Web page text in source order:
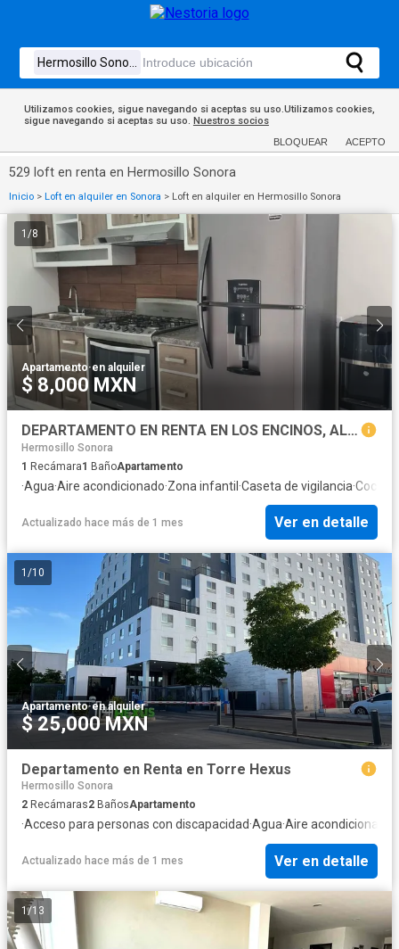
Utilizamos cookies, sigue navegando si aceptas su uso.Utilizamos cookies,
sigue navegando si aceptas su uso. Nuestros socios
BLOQUEAR ACEPTO
529 loft en renta en Hermosillo Sonora
Inicio > Loft en alquiler en Sonora > Loft en alquiler en Hermosillo Sonora
1 /8
Apartamento·en alquiler
$ 8,000 MXN
DEPARTAMENTO EN RENTA EN LOS ENCINOS, AL SUR DE HERMOSILLO
Hermosillo Sonora
1 Recámara1 BañoApartamento
·Agua·Aire acondicionado·Zona infantil ·Caseta de vigilancia·Cocina
Actualizado hace más de 1 mes Ver en detalle
1 /10
Apartamento·en alquiler
$ 25,000 MXN
Departamento en Renta en Torre Hexus
Hermosillo Sonora
2 Recámaras2 BañosApartamento
·Acceso para personas con discapacidad·Agua·Aire acondicionado
Actualizado hace más de 1 mes Ver en detalle
1/13